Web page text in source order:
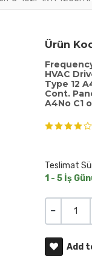
Ürün
HVAC
Type 12
Cont.
A4No C1
Teslimat
1 - 5 İş
Add